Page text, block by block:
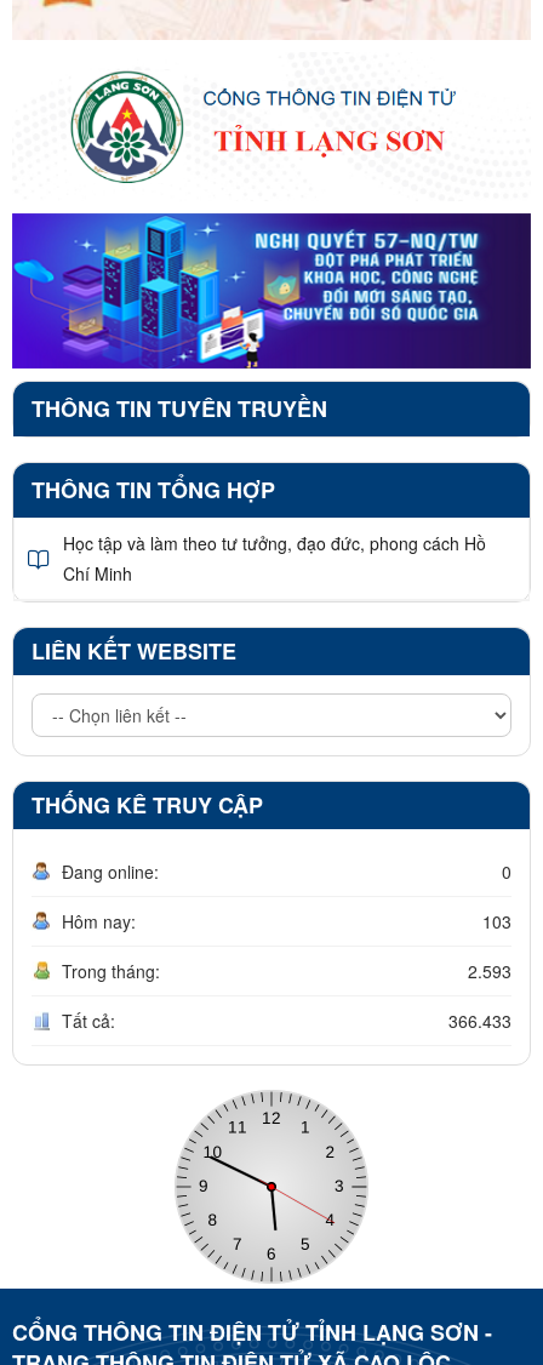
THÔNG TIN TUYÊN TRUYỀN
THÔNG TIN TỔNG HỢP
Học tập và làm theo tư tưởng, đạo đức, phong cách Hồ
Chí Minh
LIÊN KẾT WEBSITE
THỐNG KÊ TRUY CẬP
Đang online: 0
Hôm nay: 103
Trong tháng: 2.593
Tất cả: 366.433
CỔNG THÔNG TIN ĐIỆN TỬ TỈNH LẠNG SƠN -